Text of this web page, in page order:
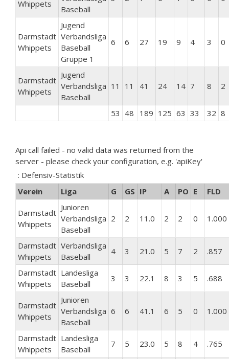
Whippets
Baseball
Darmstadt
Whippets
Jugend
Verbandsliga
Baseball
Gruppe 1
6 6 27 19 9 4 3 0
Darmstadt
Whippets
Jugend
Verbandsliga
Baseball
11 11 41 24 14 7 8 2
53 48 189 125 63 33 32 8
Api call failed - no valid data was returned from the
server - please check your configuration, e.g. 'apiKey'
: Defensiv-Statistik
Verein
Liga G GS IP A PO E FLD
Darmstadt
Whippets
Junioren
Verbandsliga
Baseball
2 2 11.0 2 2 0 1.000
Darmstadt
Whippets
Verbandsliga
Baseball
4 3 21.0 5 7 2 .857
Darmstadt
Whippets
Landesliga
Baseball
3 3 22.1 8 3 5 .688
Darmstadt
Whippets
Junioren
Verbandsliga
Baseball
6 6 41.1 6 5 0 1.000
Darmstadt
Whippets
Landesliga
Baseball
7 5 23.0 5 8 4 .765